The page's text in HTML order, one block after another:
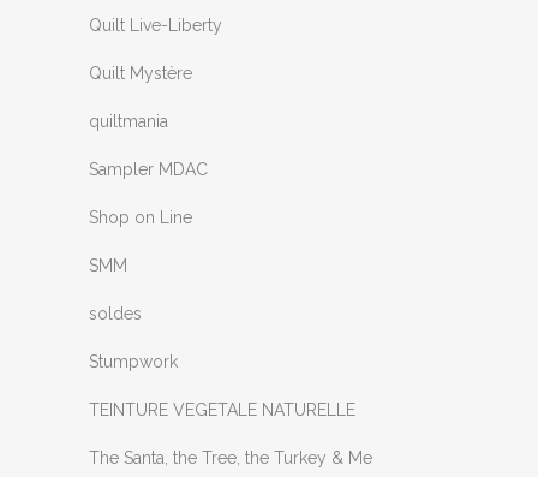
Quilt Live-Liberty
Quilt Mystère
quiltmania
Sampler MDAC
Shop on Line
SMM
soldes
Stumpwork
TEINTURE VEGETALE NATURELLE
The Santa, the Tree, the Turkey & Me